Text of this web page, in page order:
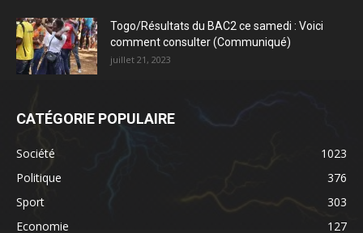
Togo/Résultats du BAC2 ce samedi : Voici
comment consulter (Communiqué)
juillet 21, 2023
CATÉGORIE POPULAIRE
Société
1023
Politique
376
Sport
303
Economie
127